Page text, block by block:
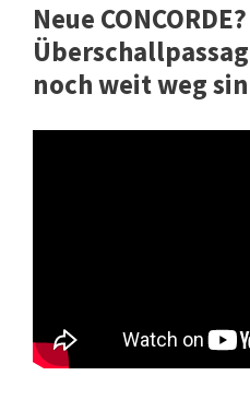
Neue
noch weit weg